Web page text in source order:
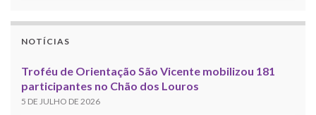
NOTÍCIAS
Troféu de Orientação São Vicente mobilizou 181
participantes no Chão dos Louros
5 DE JULHO DE 2026